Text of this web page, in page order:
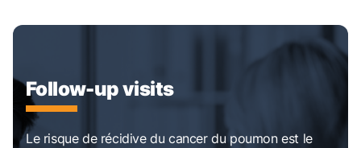
Follow-up visits
Le risque de récidive du cancer du poumon est le